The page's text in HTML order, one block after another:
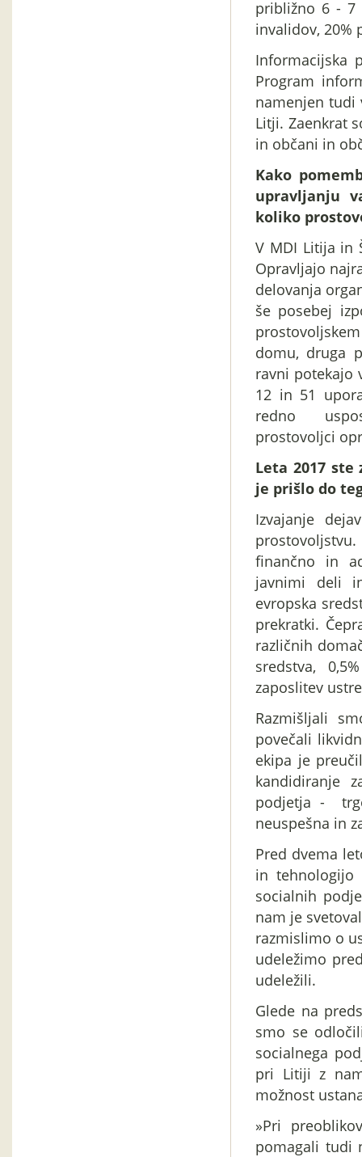
približno 6 - 7
invalidov, 20%
Informacijska
Program
namenjen tudi
Litji. Zaenkrat
in občani in
Kako
upravljanju
koliko
V MDI Litija in
Opravljajo
delovanja
še posebej
domu, druga
ravni potekajo
12 in 51
redno
prostovoljci
Leta 2017
je prišlo do
Izvajanje
finančno in
javnimi deli
evropska
prekratki.
različnih
sredstva,
zaposlitev
Razmišljali
povečali
ekipa je
kandidiranje
podjetja -
neuspešna in
Pred dvema
in tehnologijo
socialnih
nam je
razmislimo o
udeležimo
udeležili.
Glede na
smo se
socialnega
pri Litiji z
možnost
»Pri
pomagali tudi